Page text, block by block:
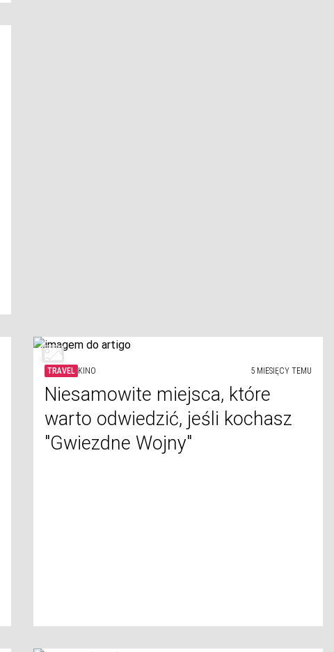
TRAVEL KINO 5 MIESIĘCY TEMU
Niesamowite miejsca, które
warto odwiedzić, jeśli kochasz
"Gwiezdne Wojny"